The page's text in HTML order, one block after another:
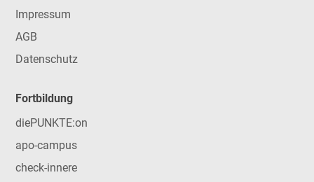
Impressum
AGB
Datenschutz
Fortbildung
diePUNKTE:on
apo-campus
check-innere